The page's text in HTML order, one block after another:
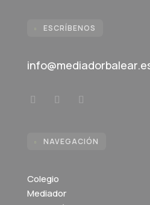
ESCRÍBENOS
NAVEGACIÓN
Colegio
Mediador